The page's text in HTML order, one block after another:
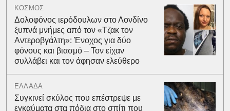
ΚΟΣΜΟΣ
Δολοφόνος ιερόδουλων στο Λονδίνο
ξυπνά μνήμες από τον «Τζακ τον
Αντεροβγάλτη»: Ένοχος για δύο
φόνους και βιασμό – Τον είχαν
συλλάβει και τον άφησαν ελεύθερο
ΕΛΛΑΔΑ
Συγκινεί σκύλος που επέστρεψε με
εγκαύματα στα πόδια στο σπίτι που